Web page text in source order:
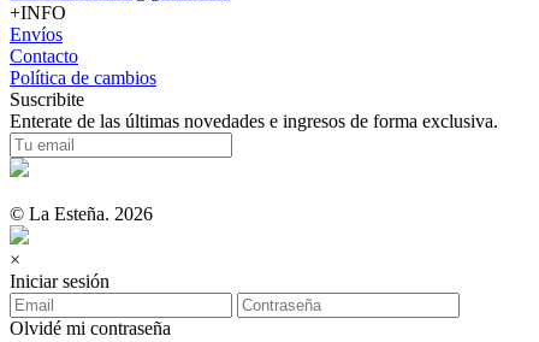
+INFO
Envíos
Contacto
Política de cambios
Suscribite
Enterate de las últimas novedades e ingresos de forma exclusiva.
© La Esteña. 2026
×
Iniciar sesión
Olvidé mi contraseña